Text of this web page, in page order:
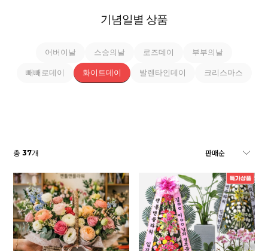
기념일별 상품
어버이날 스승의날 로즈데이 부부의날
빼빼로데이 화이트데이 발렌타인데이 크리스마스
총37개